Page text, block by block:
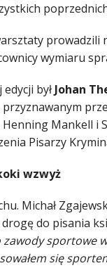
wymiaru
był Johan
Henning Mankell
Pisarzy
wzwyż
Michał
do pisania
sportowe
się